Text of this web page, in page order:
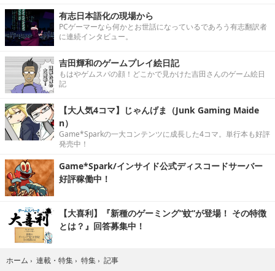
有志日本語化の現場から
PCゲーマーなら何かとお世話になっているであろう有志翻訳者
に連続インタビュー。
吉田輝和のゲームプレイ絵日記
もはやゲムスパの顔！どこかで見かけた吉田さんのゲーム絵日
記
【大人気4コマ】じゃんげま（Junk Gaming Maide
n）
Game*Sparkの一大コンテンツに成長した4コマ。単行本も好評
発売中！
Game*Spark/インサイド公式ディスコードサーバー
好評稼働中！
【大喜利】『新種のゲーミング“蚊”が登場！ その特徴
とは？』回答募集中！
ホーム › 連載・特集 › 特集 › 記事